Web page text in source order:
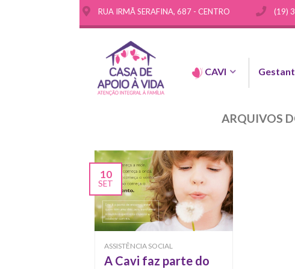
RUA IRMÃ SERAFINA, 687 - CENTRO (19)
CAVI
ARQUIVOS
10
SET
ASSISTÊNCIA SOCIAL
A Cavi faz parte do